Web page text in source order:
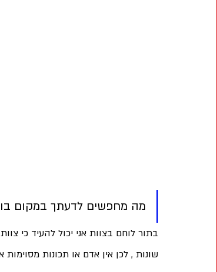
מה מחפשים לדעתך במקום
בתור לוחם בצוות אני יכול להעיד כי
שונות , לכן אין אדם או תכונות